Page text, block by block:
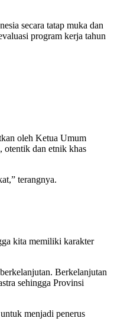
secara tatap muka dan
program kerja tahun
oleh Ketua Umum
otentik dan etnik khas
terangnya.
kita memiliki karakter
Berkelanjutan
sehingga Provinsi
menjadi penerus